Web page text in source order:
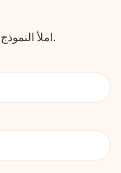
املأ النموذج أدناه وسنعود إليك في أسرع وقت ممكن.